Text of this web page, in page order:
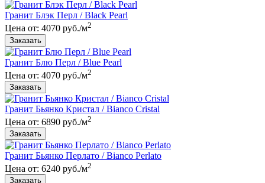
Гранит Блэк Перл / Black Pearl
Цена от: 4070 руб./м2
Гранит Блю Перл / Blue Pearl
Цена от: 4070 руб./м2
Гранит Бьянко Кристал / Bianco Cristal
Цена от: 6890 руб./м2
Гранит Бьянко Перлато / Bianco Perlato
Цена от: 6240 руб./м2